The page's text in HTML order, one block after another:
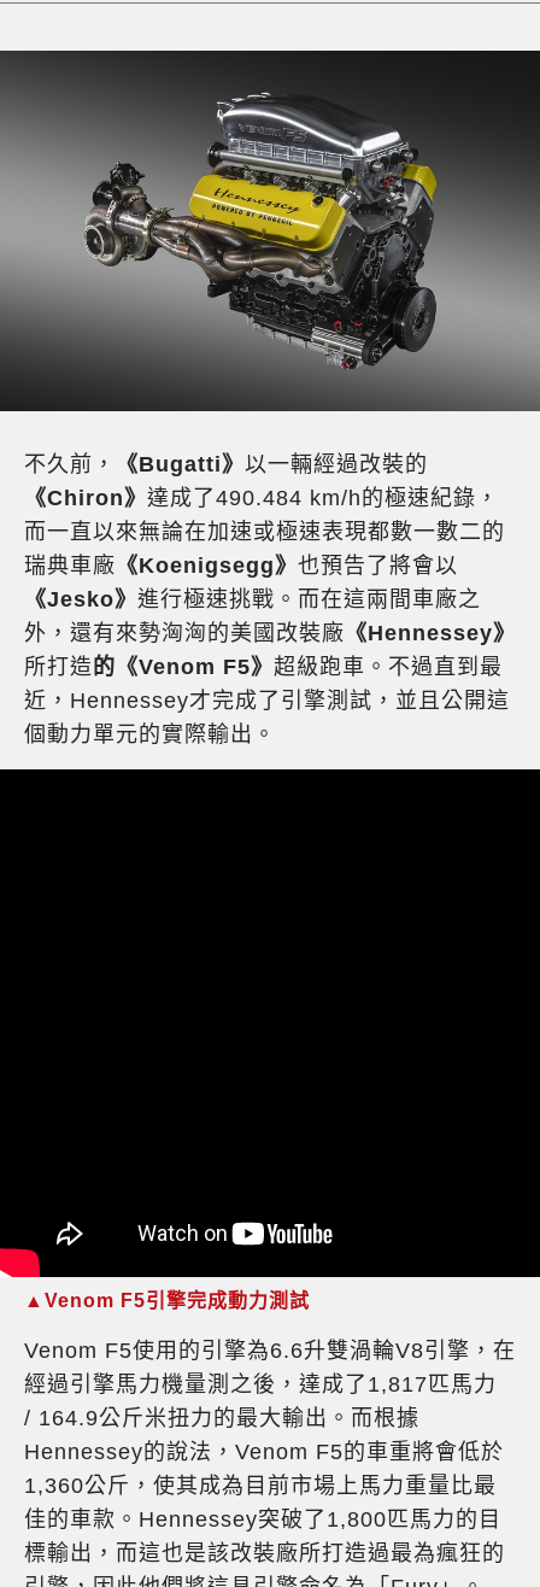
不久前， 《Bugatti》 以一輛經過改裝的
《Chiron》 達成了490.484 km/h的極速紀錄，
而一直以來無論在加速或極速表現都數一數二的
瑞典車廠 《Koenigsegg》 也預告了將會以
《Jesko》 進行極速挑戰。而在這兩間車廠之
外，還有來勢洶洶的美國改裝廠 《Hennessey》
所打造 的《Venom F5》 超級跑車。不過直到最
近，Hennessey才完成了引擎測試，並且公開這
個動力單元的實際輸出。
▲Venom F5引擎完成動力測試
Venom F5使用的引擎為6.6升雙渦輪V8引擎，在
經過引擎馬力機量測之後，達成了1,817匹馬力
/ 164.9公斤米扭力的最大輸出。而根據
Hennessey的說法，Venom F5的車重將會低於
1,360公斤，使其成為目前市場上馬力重量比最
佳的車款。Hennessey突破了1,800匹馬力的目
標輸出，而這也是該改裝廠所打造過最為瘋狂的